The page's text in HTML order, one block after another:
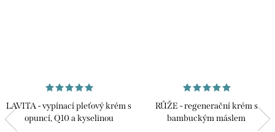
LAVITA - vypínací pleťový krém s
opuncí, Q10 a kyselinou
RŮŽE - regenerační krém s
bambuckým máslem